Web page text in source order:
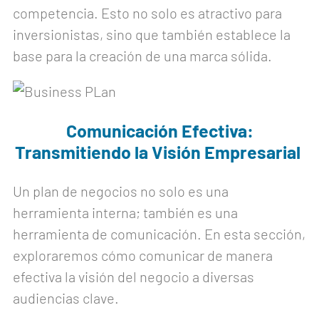
competencia. Esto no solo es atractivo para
inversionistas, sino que también establece la
base para la creación de una marca sólida.
Comunicación Efectiva:
Transmitiendo la Visión Empresarial
Un plan de negocios no solo es una
herramienta interna; también es una
herramienta de comunicación. En esta sección,
exploraremos cómo comunicar de manera
efectiva la visión del negocio a diversas
audiencias clave.